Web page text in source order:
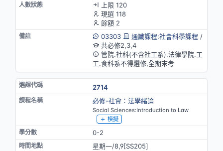
上限 120
現選 118
餘額 2
03303
通識課程:社會科學課程 /
共必修2,3,4
管院.社科(不含社工系).法律學院.工
工.食科系不得選修,全期末考
2714
必修-社會：法學緒論
Social Sciences:Introduction to Law
模擬
0-2
星期一/8,9[SS205]